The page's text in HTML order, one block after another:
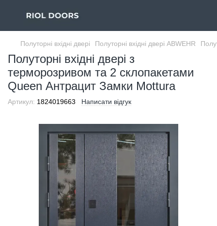
Полуторні вхідні двері Полуторні вхідні двері ABWEHR
Полуторні вхідні двері з
терморозривом та 2 склопакетами
Queen Антрацит Замки Mottura
Артикул: 1824019663 Написати відгук